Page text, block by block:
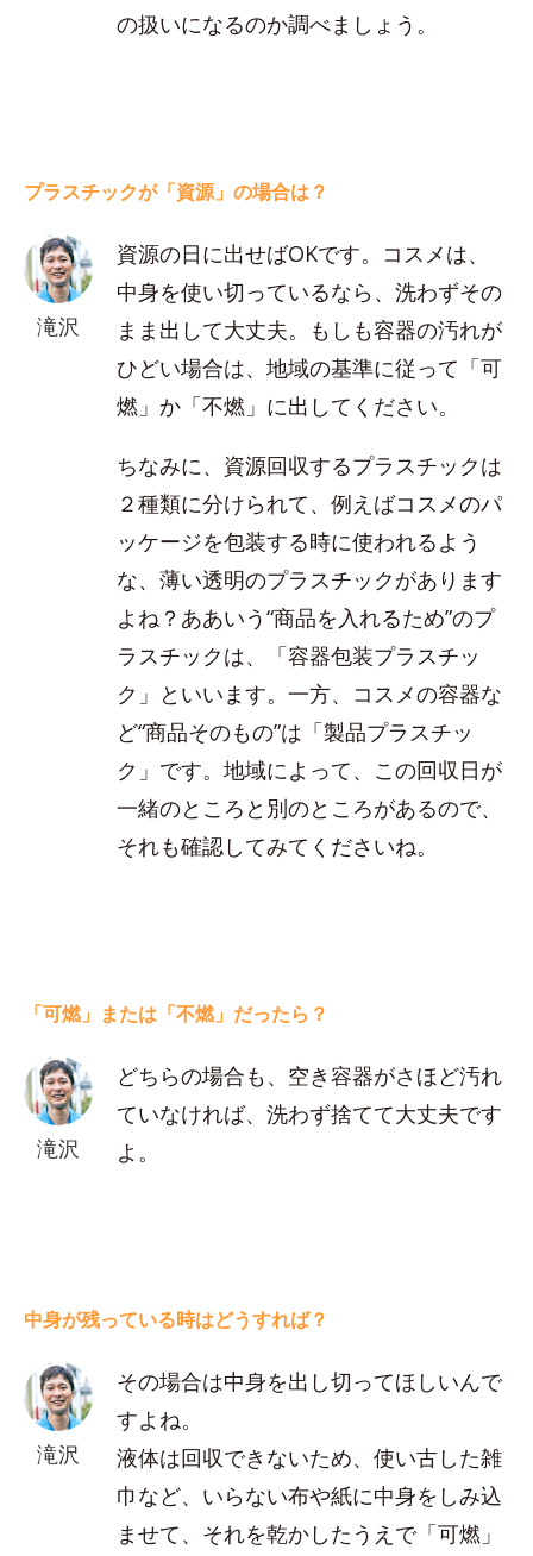
の扱いになるのか調べましょう。
プラスチックが「資源」の場合は？
滝沢
資源の日に出せばOKです。コスメは、
中身を使い切っているなら、洗わずその
まま出して大丈夫。もしも容器の汚れが
ひどい場合は、地域の基準に従って「可
燃」か「不燃」に出してください。
ちなみに、資源回収するプラスチックは
２種類に分けられて、例えばコスメのパ
ッケージを包装する時に使われるよう
な、薄い透明のプラスチックがあります
よね？ああいう“商品を入れるため”のプ
ラスチックは、「容器包装プラスチッ
ク」といいます。一方、コスメの容器な
ど“商品そのもの”は「製品プラスチッ
ク」です。地域によって、この回収日が
一緒のところと別のところがあるので、
それも確認してみてくださいね。
「可燃」または「不燃」だったら？
滝沢
どちらの場合も、空き容器がさほど汚れ
ていなければ、洗わず捨てて大丈夫です
よ。
中身が残っている時はどうすれば？
滝沢
その場合は中身を出し切ってほしいんで
すよね。
液体は回収できないため、使い古した雑
巾など、いらない布や紙に中身をしみ込
ませて、それを乾かしたうえで「可燃」